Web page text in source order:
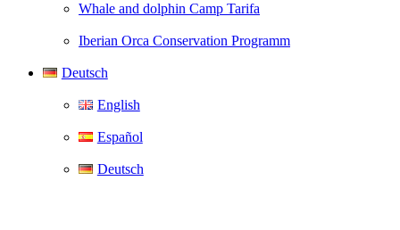
Whale and dolphin Camp Tarifa
Iberian Orca Conservation Programm
Deutsch
English
Español
Deutsch